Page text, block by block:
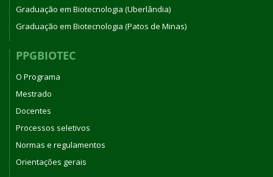
Graduação em Biotecnologia (Uberlândia)
Graduação em Biotecnologia (Patos de Minas)
PPGBIOTEC
O Programa
Mestrado
Docentes
Processos seletivos
Normas e regulamentos
Orientações gerais